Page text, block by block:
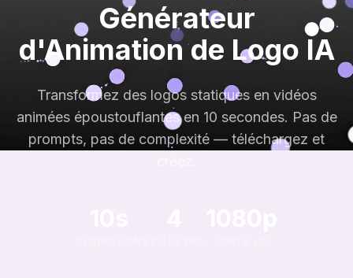
Générateur
d'Animation de Logo IA
Transformez des logos statiques en vidéos
animées époustouflantes en 10 secondes. Pas de
prompts, pas de complexité — téléchargez et